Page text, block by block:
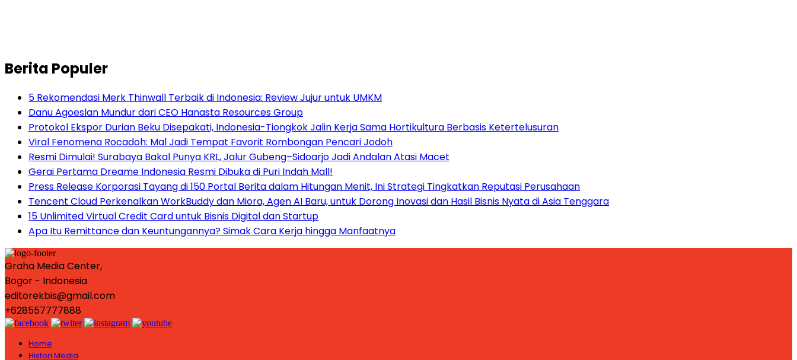
Berita Populer
5 Rekomendasi Merk Thinwall Terbaik di Indonesia: Review Jujur untuk UMKM
Danu Agoeslan Mundur dari CEO Hanasta Resources Group
Protokol Ekspor Durian Beku Disepakati, Indonesia-Tiongkok Jalin Kerja Sama Hortikultura Berbasis Ketertelusuran
Viral Fenomena Rocadoh: Mal Jadi Tempat Favorit Rombongan Pencari Jodoh
Resmi Dimulai! Surabaya Bakal Punya KRL, Jalur Gubeng–Sidoarjo Jadi Andalan Atasi Macet
Gerai Pertama Dreame Indonesia Resmi Dibuka di Puri Indah Mall!
Press Release Korporasi Tayang di 150 Portal Berita dalam Hitungan Menit, Ini Strategi Tingkatkan Reputasi Perusahaan
Tencent Cloud Perkenalkan WorkBuddy dan Miora, Agen AI Baru, untuk Dorong Inovasi dan Hasil Bisnis Nyata di Asia Tenggara
15 Unlimited Virtual Credit Card untuk Bisnis Digital dan Startup
Apa Itu Remittance dan Keuntungannya? Simak Cara Kerja hingga Manfaatnya
Graha Media Center,
Bogor - Indonesia
editorekbis@gmail.com
+628557777888
Home
Histori Media